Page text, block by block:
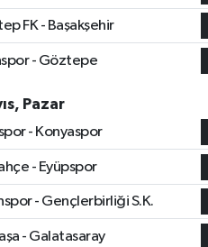
FK - Başakşehir
- Göztepe
Pazar
- Konyaspor
- Eyüpspor
- Gençlerbirliği S.K.
- Galatasaray